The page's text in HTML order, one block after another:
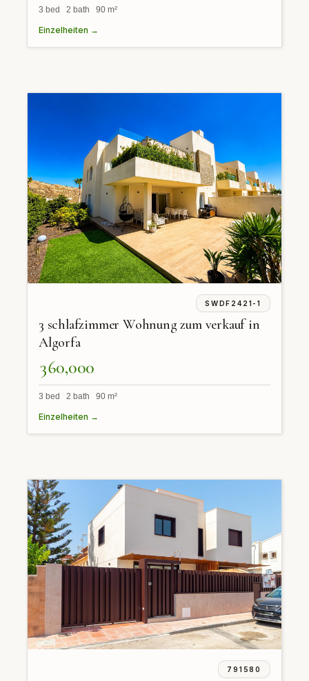
3 bed 2 bath 90 m²
Einzelheiten →
SWDF2421-1
3 schlafzimmer Wohnung zum verkauf in
Algorfa
360,000
3 bed 2 bath 90 m²
Einzelheiten →
791580